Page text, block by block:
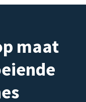
maat